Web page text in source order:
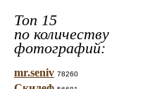
Топ 15
по количеству
фотографий:
mr.seniv 78260